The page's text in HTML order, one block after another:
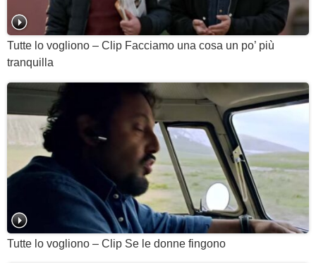
Tutte lo vogliono – Clip Facciamo una cosa un po’ più
tranquilla
Tutte lo vogliono – Clip Se le donne fingono